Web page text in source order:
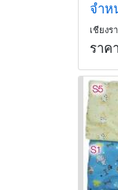
จำห
เชียงร
ราค